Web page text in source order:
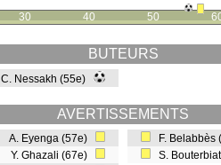
30 40 50
BUTEURS
C. Nessakh (55e)
AVERTISSEMENTS
A. Eyenga (57e)
Y. Ghazali (67e)
F.
S.